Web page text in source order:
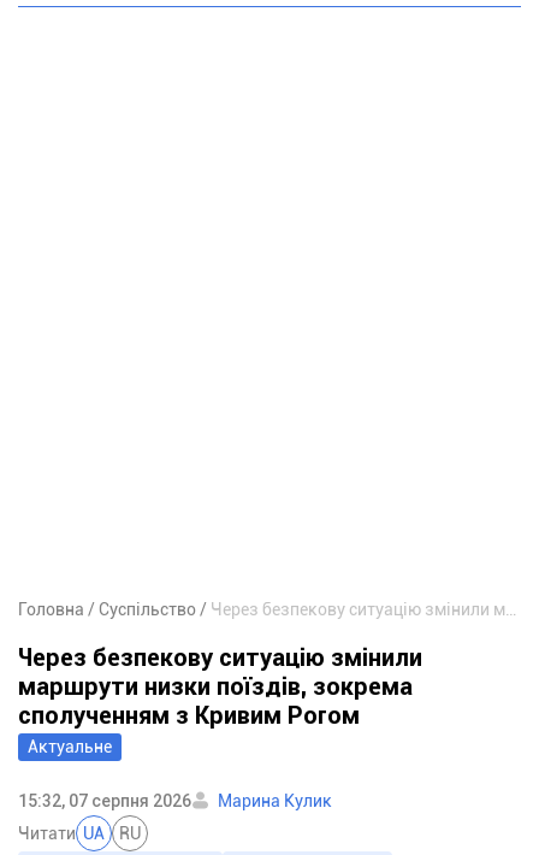
Головна Суспільство
Актуальне
Через безпекову ситуацію змінили
маршрути низки поїздів, зокрема
сполученням з Кривим Рогом
15:32, 07 серпня 2026
Марина Кулик
Читати UA RU